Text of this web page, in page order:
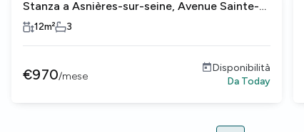
Stanza a Asnières-sur-seine, Avenue Sainte-
Anne
12m² 3
€970/mese
Disponibilità
Da Today